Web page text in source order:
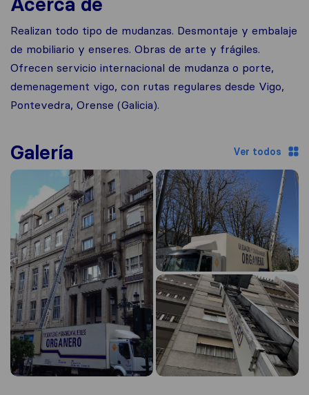
Realizan todo tipo de mudanzas. Desmontaje y embalaje
de mobiliario y enseres. Obras de arte y frágiles.
Ofrecen servicio internacional de mudanza o porte,
demenagement vigo, con rutas regulares desde Vigo,
Pontevedra, Orense (Galicia).
Galería Ver todos